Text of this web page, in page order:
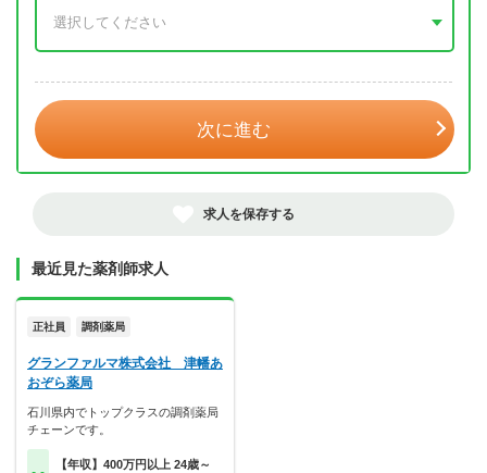
次に進む
求人を保存する
最近見た薬剤師求人
正社員 調剤薬局
グランファルマ株式会社 津幡あ
おぞら薬局
石川県内でトップクラスの調剤薬局
チェーンです。
【年収】400万円以上 24歳～